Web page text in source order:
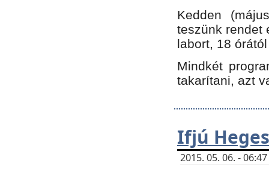
Kedden
teszünk rendet
labort, 18
Mindkét
takarítani, azt
Ifjú
2015. 05. 06. -